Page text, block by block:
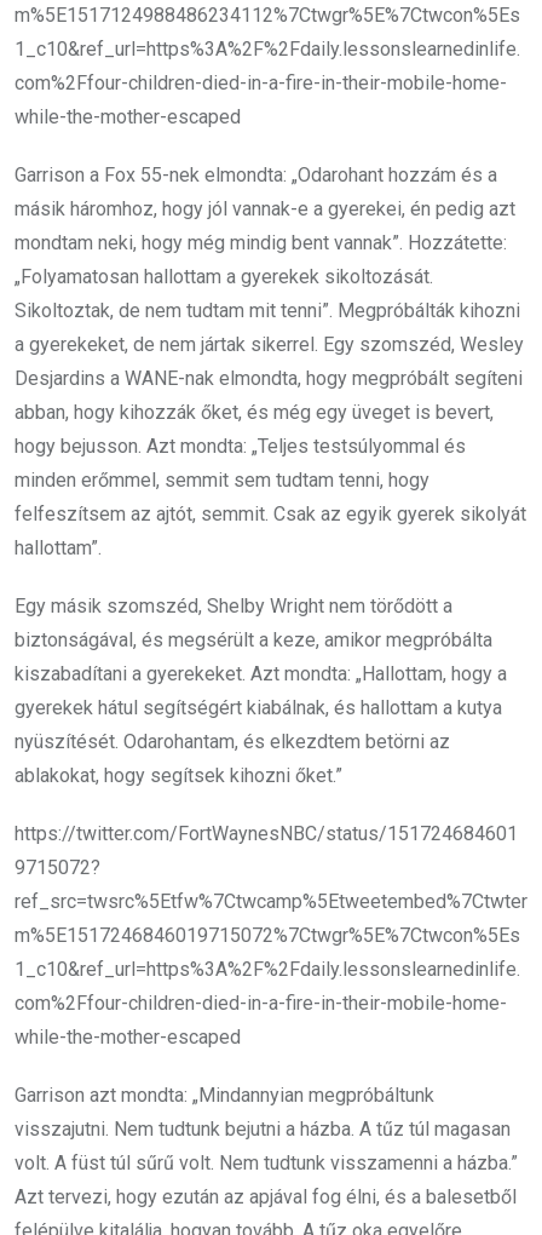
m%5E1517124988486234112%7Ctwgr%5E%7Ctwcon%5Es
1_c10&ref_url=https%3A%2F%2Fdaily.lessonslearnedinlife.
com%2Ffour-children-died-in-a-fire-in-their-mobile-home-
while-the-mother-escaped
Garrison a Fox 55-nek elmondta: „Odarohant hozzám és a
másik háromhoz, hogy jól vannak-e a gyerekei, én pedig azt
mondtam neki, hogy még mindig bent vannak”. Hozzátette:
„Folyamatosan hallottam a gyerekek sikoltozását.
Sikoltoztak, de nem tudtam mit tenni”. Megpróbálták kihozni
a gyerekeket, de nem jártak sikerrel. Egy szomszéd, Wesley
Desjardins a WANE-nak elmondta, hogy megpróbált segíteni
abban, hogy kihozzák őket, és még egy üveget is bevert,
hogy bejusson. Azt mondta: „Teljes testsúlyommal és
minden erőmmel, semmit sem tudtam tenni, hogy
felfeszítsem az ajtót, semmit. Csak az egyik gyerek sikolyát
hallottam”.
Egy másik szomszéd, Shelby Wright nem törődött a
biztonságával, és megsérült a keze, amikor megpróbálta
kiszabadítani a gyerekeket. Azt mondta: „Hallottam, hogy a
gyerekek hátul segítségért kiabálnak, és hallottam a kutya
nyüszítését. Odarohantam, és elkezdtem betörni az
ablakokat, hogy segítsek kihozni őket.”
https://twitter.com/FortWaynesNBC/status/151724684601
9715072?
ref_src=twsrc%5Etfw%7Ctwcamp%5Etweetembed%7Ctwter
m%5E1517246846019715072%7Ctwgr%5E%7Ctwcon%5Es
1_c10&ref_url=https%3A%2F%2Fdaily.lessonslearnedinlife.
com%2Ffour-children-died-in-a-fire-in-their-mobile-home-
while-the-mother-escaped
Garrison azt mondta: „Mindannyian megpróbáltunk
visszajutni. Nem tudtunk bejutni a házba. A tűz túl magasan
volt. A füst túl sűrű volt. Nem tudtunk visszamenni a házba.”
Azt tervezi, hogy ezután az apjával fog élni, és a balesetből
felépülve kitalálja, hogyan tovább. A tűz oka egyelőre